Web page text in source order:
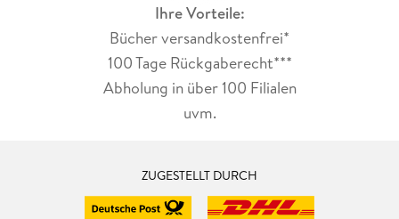
Ihre Vorteile:
Bücher versandkostenfrei*
100 Tage Rückgaberecht***
Abholung in über 100 Filialen
uvm.
ZUGESTELLT DURCH